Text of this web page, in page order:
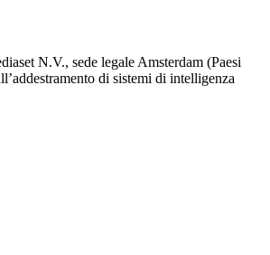
N.V., sede legale Amsterdam (Paesi
di sistemi di intelligenza